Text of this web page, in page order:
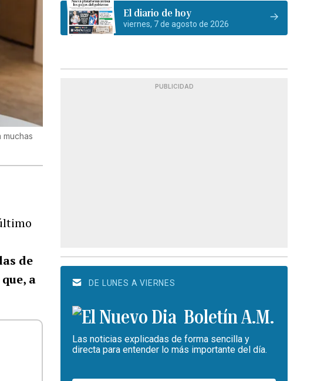
de
a
El diario de hoy
viernes, 7 de agosto de 2026
PUBLICIDAD
DE LUNES A VIERNES
Boletín A.M.
Las noticias explicadas de forma sencilla y
directa para entender lo más importante del día.